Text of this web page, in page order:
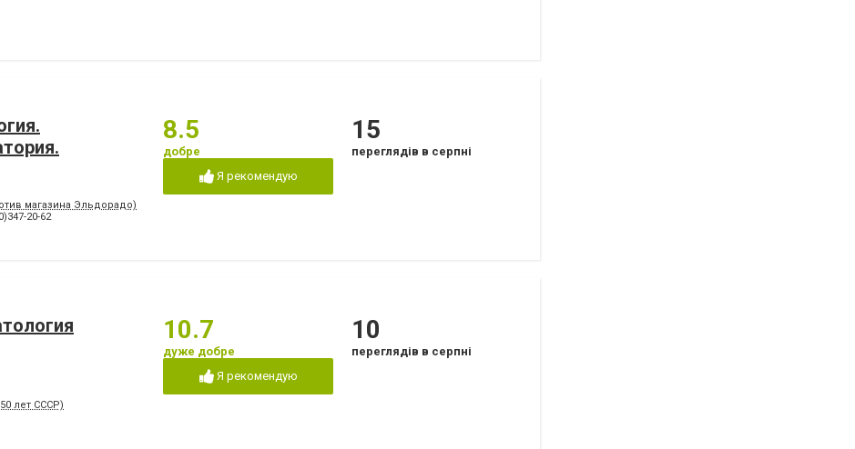
магазина Эльдорадо)
20-62
8.5
добре
Я рекомендую
15
переглядів в серпні
лет СССР)
10.7
дуже добре
Я рекомендую
10
переглядів в серпні